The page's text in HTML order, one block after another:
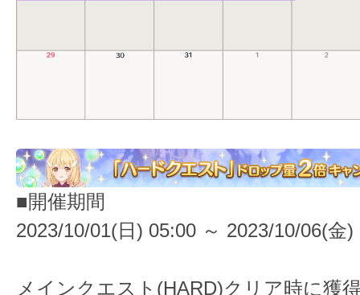
■開催期間
2023/10/01(日) 05:00 ～ 2023/10/06(金)
メインクエスト(HARD)クリア時に獲